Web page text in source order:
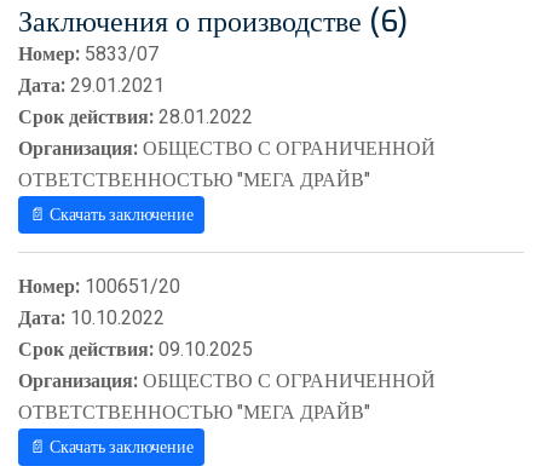
Заключения о производстве (6)
Номер: 5833/07
Дата:29.01.2021
Срок действия:28.01.2022
Организация:ОБЩЕСТВО С ОГРАНИЧЕННОЙ
ОТВЕТСТВЕННОСТЬЮ "МЕГА ДРАЙВ"
📄 Скачать заключение
Номер: 100651/20
Дата: 10.10.2022
Срок действия:09.10.2025
Организация:ОБЩЕСТВО С ОГРАНИЧЕННОЙ
ОТВЕТСТВЕННОСТЬЮ "МЕГА ДРАЙВ"
📄 Скачать заключение